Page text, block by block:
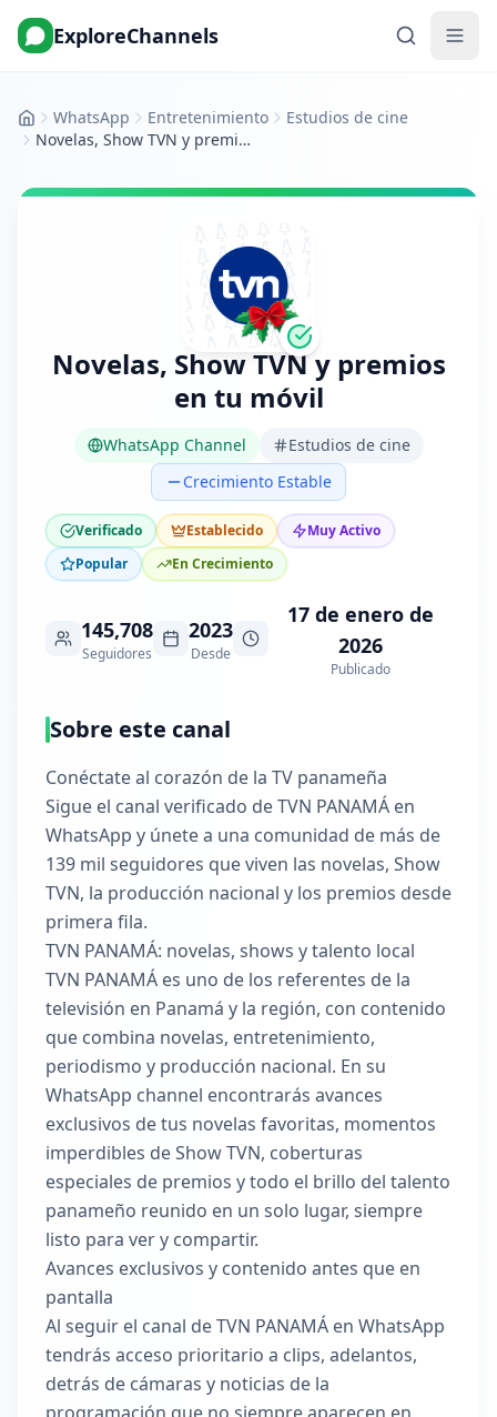
ExploreChannels
InicioWhatsApp Entretenimiento
Estudios de cine
Novelas, Show TVN y premios en tu móvil
Novelas, Show TVN y premios
en tu móvil
WhatsApp Channel
Estudios de cine
Crecimiento Estable
Verificado Establecido
Muy Activo
Popular
En Crecimiento
145,708
Seguidores
2023
Desde
17 de enero de
2026
Publicado
Sobre este canal
Conéctate al corazón de la TV panameña
Sigue el canal verificado de TVN PANAMÁ en
WhatsApp y únete a una comunidad de más de
139 mil seguidores que viven las novelas, Show
TVN, la producción nacional y los premios desde
primera fila.
TVN PANAMÁ: novelas, shows y talento local
TVN PANAMÁ es uno de los referentes de la
televisión en Panamá y la región, con contenido
que combina novelas, entretenimiento,
periodismo y producción nacional. En su
WhatsApp channel encontrarás avances
exclusivos de tus novelas favoritas, momentos
imperdibles de Show TVN, coberturas
especiales de premios y todo el brillo del talento
panameño reunido en un solo lugar, siempre
listo para ver y compartir.
Avances exclusivos y contenido antes que en
pantalla
Al seguir el canal de TVN PANAMÁ en WhatsApp
tendrás acceso prioritario a clips, adelantos,
detrás de cámaras y noticias de la